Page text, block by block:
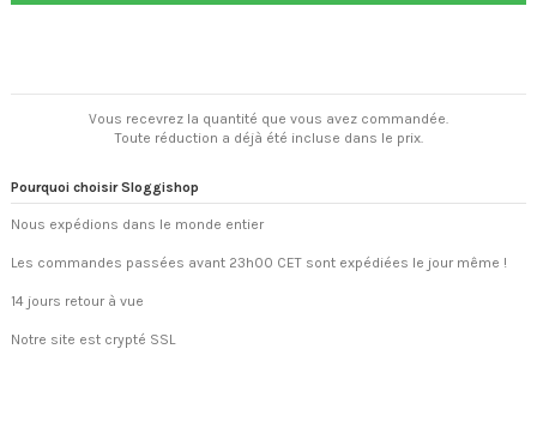
Vous recevrez la quantité que vous avez commandée.
Toute réduction a déjà été incluse dans le prix.
Pourquoi choisir Sloggishop
Nous expédions dans le monde entier
Les commandes passées avant 23h00 CET sont expédiées le jour même !
14 jours retour à vue
Notre site est crypté SSL